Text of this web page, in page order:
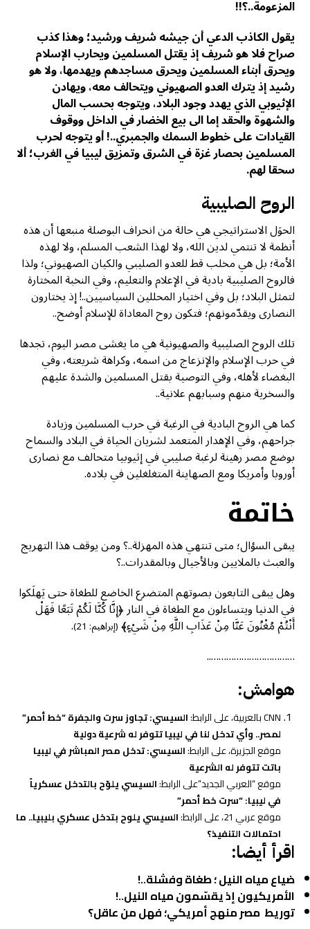
المزعومة..؟!!
يقول الكاذب الدعي أن جيشه شريف ورشيد؛ وهذا كذب
صراح فلا هو شريف إذ يقتل المسلمين ويحارب الإسلام
ويحرق أبناء المسلمين ويحرق مساجدهم ويهدمها، ولا هو
رشيد إذ يترك العدو الصهيوني ويتحالف معه، ويهادن
الإثيوبي الذي يهدد وجود البلاد، ويتوجه بحسب المال
والشهوة والحقد إما الى بيع الخضار في الداخل ووقوف
القيادات على خطوط السمك والجمبري..! أو يتوجه لحرب
المسلمين بحصار غزة في الشرق وتمزيق ليبيا في الغرب؛ ألا
سحقا لهم.
الروح الصليبية
الحوَل الاستراتيجي هي حالة من انحراف البوصلة منبعها أن هذه
أنظمة لا تنتمي لدين الله، ولا لهذا الشعب المسلم، ولا لهذه
الأمة؛ بل هي مخلب قط للعدو الصليبي والكيان الصهيوني؛ ولذا
فالروح الصليبية بادية في الإعلام والتعليم، وفي النخبة المختارة
لتمثل البلاد؛ بل وفي اختيار المحللين السياسيين..! إذ يختارون
النصارى ويقدّمونهم؛ فتكون روح المعاداة للإسلام أوضح..
تلك الروح الصليبية والصهيونية هي ما يغشى مصر اليوم، تجدها
في حرب الإسلام والإنزعاج من اسمه، وكراهة شريعته، وفي
البغضاء لأهله، وفي التوصية بقتل المسلمين والشدة عليهم
والسخرية منهم وسبابهم علانية..
كما هي الروح البادية في الرغبة في حرب المسلمين وزيادة
جراحهم، وفي الإهدار المتعمد لشريان الحياة في البلاد والسماح
بوضع مصر رهينة لرغبة صليبي في إثيوبيا متحالف مع نصارى
أوروبا وأمريكا ومع الصهاينة المتغلغلين في بلاده.
خاتمة
يبقى السؤال؛ متى تنتهي هذه المهزلة..؟ ومن يوقف هذا التهريج
والعبث بالملايين وبالأجيال وبالمقدرات..؟
وهل يبقى التابعون بصوتهم المتضرع الخاضع للطغاة حتى يَهلَكوا
في الدنيا ويتساءلون مع الطغاة في النار ﴿إِنَّا كُنَّا لَكُمْ تَبَعًا فَهَلْ
أَنْتُمْ مُغْنُونَ عَنَّا مِنْ عَذَابِ اللَّهِ مِنْ شَيْءٍ﴾(إبراهيم: 21)
.
……………………………..
هوامش:
CNN بالعربية، على الرابط:
السيسي: تجاوز سرت والجفرة “خط أحمر”
لمصر.. وأي تدخل لنا في ليبيا تتوفر له شرعية دولية
موقع الجزيرة، على الرابط:السيسي: تدخل مصر المباشر في ليبيا
باتت تتوفر له الشرعية
موقع “العربي الجديد”على الرابط:السيسي يلوّح بالتدخل عسكرياً
في ليبيا: “سرت خط أحمر”
موقع عربي 21، على الرابط:
السيسي يلوح بتدخل عسكري بليبيا.. ما
احتمالات التنفيذ؟
اقرأ أيضا:
ضياع مياه النيل ؛ طغاة وفشلة..!
الأمريكيون إذ يقسّمون مياه النيل..!
توريط مصر منهج أمريكي؛ فهل من عاقل؟